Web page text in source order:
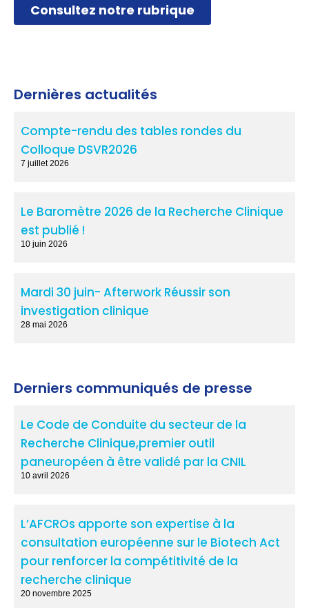
Consultez notre rubrique
Dernières actualités
Compte-rendu des tables rondes du
Colloque DSVR2026
7 juillet 2026
Le Baromètre 2026 de la Recherche Clinique
est publié !
10 juin 2026
Mardi 30 juin- Afterwork Réussir son
investigation clinique
28 mai 2026
Derniers communiqués de presse
Le Code de Conduite du secteur de la
Recherche Clinique,premier outil
paneuropéen à être validé par la CNIL
10 avril 2026
L’AFCROs apporte son expertise à la
consultation européenne sur le Biotech Act
pour renforcer la compétitivité de la
recherche clinique
20 novembre 2025